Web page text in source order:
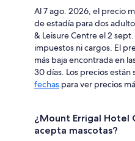
Al 7 ago. 2026, el precio
de estadía para dos
& Leisure Centre el 2
impuestos ni cargos. El
más baja encontrada en
30 días. Los precios están
fechas para ver precios
¿Mount Errigal Hotel
acepta mascotas?